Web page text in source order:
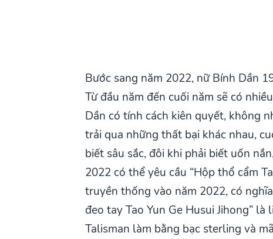
Bước sang năm 2022, nữ Bính Dần
Từ đầu năm đến cuối năm sẽ có
Dần có tính cách kiên quyết, không
trải qua những thất bại khác nhau,
biết sâu sắc, đôi khi phải biết uốn
2022 có thể yêu cầu “Hộp thổ cẩm
truyền thống vào năm 2022, có
đeo tay Tao Yun Ge Husui Jihong”
Talisman làm bằng bạc sterling và